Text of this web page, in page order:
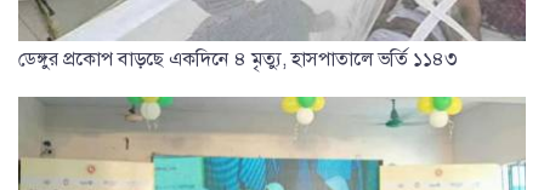
ডেঙ্গুর প্রকোপ বাড়ছে একদিনে ৪ মৃত্যু, হাসপাতালে ভর্তি ১১৪৩